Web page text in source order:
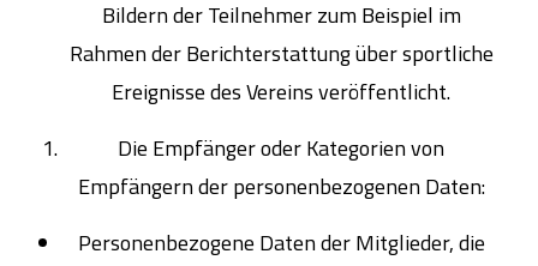
Bildern der Teilnehmer zum Beispiel im
Rahmen der Berichterstattung über sportliche
Ereignisse des Vereins veröffentlicht.
Die Empfänger oder Kategorien von
Empfängern der personenbezogenen Daten:
Personenbezogene Daten der Mitglieder, die